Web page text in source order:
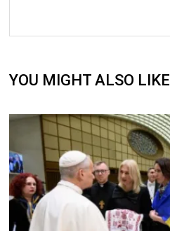
YOU MIGHT ALSO LIKE